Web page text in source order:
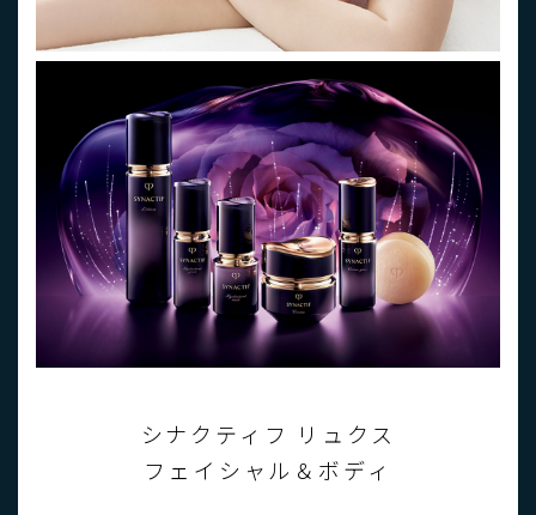
シナクティフ リュクス
フェイシャル＆ボディ